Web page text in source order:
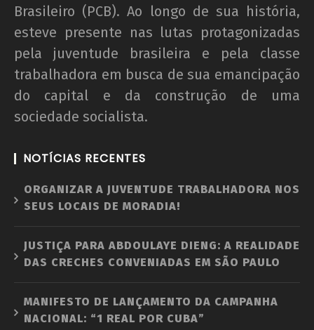
Brasileiro (PCB). Ao longo de sua história,
esteve presente nas lutas protagonizadas
pela juventude brasileira e pela classe
trabalhadora em busca de sua emancipação
do capital e da construção de uma
sociedade socialista.
NOTÍCIAS RECENTES
ORGANIZAR A JUVENTUDE TRABALHADORA NOS
SEUS LOCAIS DE MORADIA!
JUSTIÇA PARA ABDOULAYE DIENG: A REALIDADE
DAS CRECHES CONVENIADAS EM SÃO PAULO
MANIFESTO DE LANÇAMENTO DA CAMPANHA
NACIONAL: “1 REAL POR CUBA”